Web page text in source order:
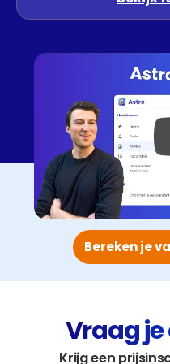
Bereken je
Vraag
Krijg een